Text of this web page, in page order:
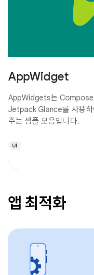
AppWidget
AppWidgets는 Compose
Jetpack Glance를 사용하
주는 샘플 모음입니다.
UI
앱 최적화